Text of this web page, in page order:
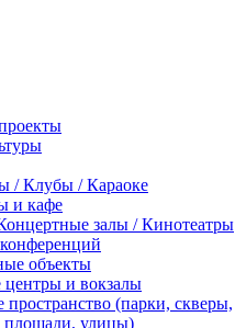
/ Клубы / Караоке
и кафе
залы / Кинотеатры
объекты
центры и вокзалы
пространство (парки, скверы,
площади, улицы)